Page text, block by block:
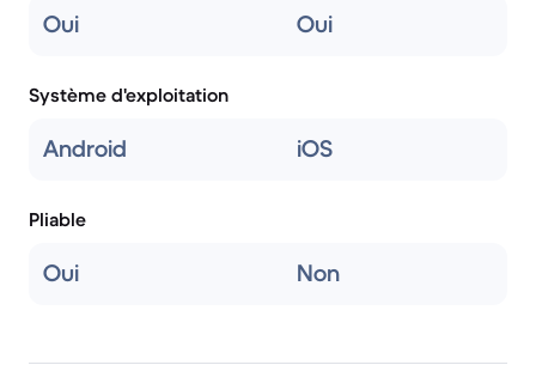
Oui Oui
Système d'exploitation
Android iOS
Pliable
Oui Non